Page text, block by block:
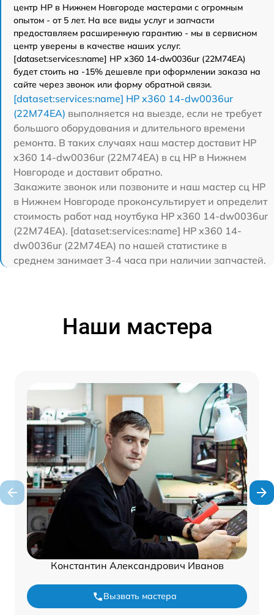
центр HP в Нижнем Новгороде мастерами с огромным
опытом - от 5 лет. На все виды услуг и запчасти
предоставляем расширенную гарантию - мы в сервисном
центр уверены в качестве наших услуг.
[dataset:services:name] HP x360 14-dw0036ur (22M74EA)
будет стоить на -15% дешевле при оформлении заказа на
сайте через звонок или форму обратной связи.
[dataset:services:name] HP x360 14-dw0036ur
(22M74EA) выполняется на выезде, если не требует
большого оборудования и длительного времени
ремонта. В таких случаях наш мастер доставит HP
x360 14-dw0036ur (22M74EA) в сц HP в Нижнем
Новгороде и доставит обратно.
Закажите звонок или позвоните и наш мастер сц HP
в Нижнем Новгороде проконсультирует и определит
стоимость работ над ноутбука HP x360 14-dw0036ur
(22M74EA). [dataset:services:name] HP x360 14-
dw0036ur (22M74EA) по нашей статистике в
среднем занимает 3-4 часа при наличии запчастей.
Наши мастера
Константин Александрович Иванов
Вызвать мастера